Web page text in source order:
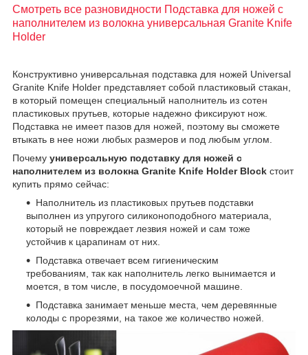
Смотреть все разновидности Подставка для ножей с
наполнителем из волокна универсальная Granite Knife
Holder
Конструктивно универсальная подставка для ножей Universal
Granite Knife Holder представляет собой пластиковый стакан,
в который помещен специальный наполнитель из сотен
пластиковых прутьев, которые надежно фиксируют нож.
Подставка не имеет пазов для ножей, поэтому вы сможете
втыкать в нее ножи любых размеров и под любым углом.
Почему универсальную подставку для ножей с
наполнителем из волокна Granite Knife Holder Block стоит
купить прямо сейчас:
Наполнитель из пластиковых прутьев подставки
выполнен из упругого силиконоподобного материала,
который не повреждает лезвия ножей и сам тоже
устойчив к царапинам от них.
Подставка отвечает всем гигиеническим
требованиям, так как наполнитель легко вынимается и
моется, в том числе, в посудомоечной машине.
Подставка занимает меньше места, чем деревянные
колоды с прорезями, на такое же количество ножей.